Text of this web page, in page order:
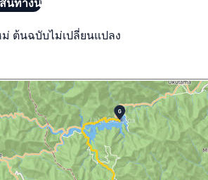
ต้นฉบับไม่เปลี่ยนแปลง